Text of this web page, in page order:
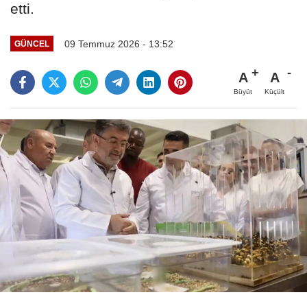
etti.
GÜNCEL 09 Temmuz 2026 - 13:52
A
Büyüt
A
Küçült